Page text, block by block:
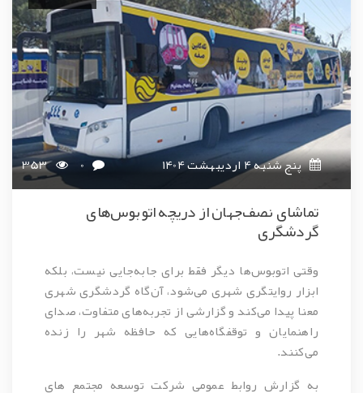
پنج شنبه 4 اردیبهشت 1404 353 0
تماشای نصف‌جهان از دریچه اتوبوس‌های
گردشگری
وقتی اتوبوس‌ها دیگر فقط برای جابه‌جایی نیست، بلکه
ابزار روایتگری شهری می‌شود، آن‌گاه گردشگری شهری
معنا پیدا می‌کند و گزارشی از تجربه‌های متفاوت، صدای
راهنمایان و توقفگاه‌هایی که حافظه شهر را زنده
می‌کنند.
به گزارش روابط عمومی شرکت توسعه مجتمع های